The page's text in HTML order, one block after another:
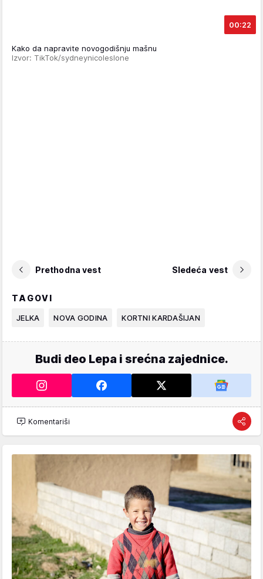
00:22
Kako da napravite novogodišnju mašnu
Izvor: TikTok/sydneynicoleslone
Prethodna vest Sledeća vest
TAGOVI
JELKA NOVA GODINA KORTNI KARDAŠIJAN
Budi deo Lepa i srećna zajednice.
Komentariši